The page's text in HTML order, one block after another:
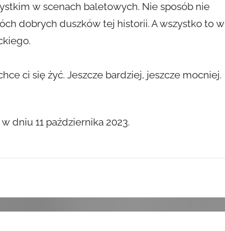
w scenach baletowych. Nie sposób nie
dobrych duszków tej historii. A wszystko to w
ci się żyć. Jeszcze bardziej, jeszcze mocniej.
dniu 11 października 2023.